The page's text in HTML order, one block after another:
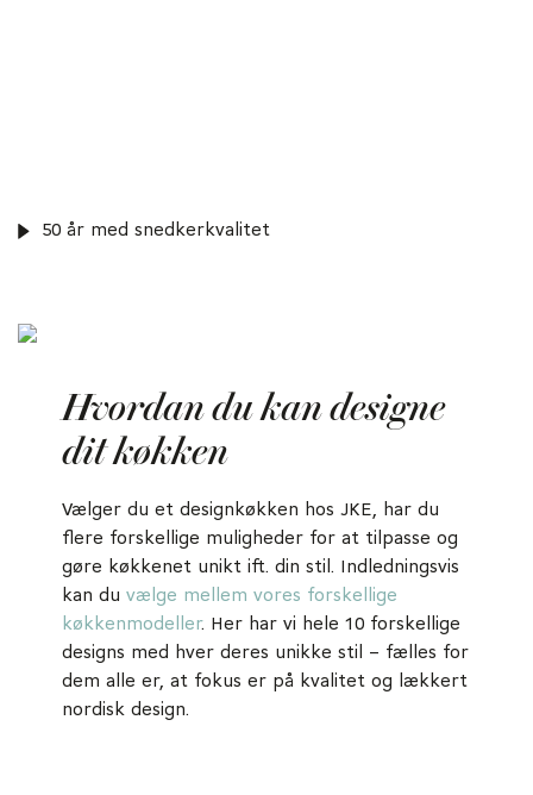
50 år med snedkerkvalitet
Hvordan du kan designe
dit køkken
Vælger du et designkøkken hos JKE, har du
flere forskellige muligheder for at tilpasse og
gøre køkkenet unikt ift. din stil. Indledningsvis
kan duvælge mellem vores forskellige
køkkenmodeller. Her har vi hele 10 forskellige
designs med hver deres unikke stil – fælles for
dem alle er, at fokus er på kvalitet og lækkert
nordisk design.